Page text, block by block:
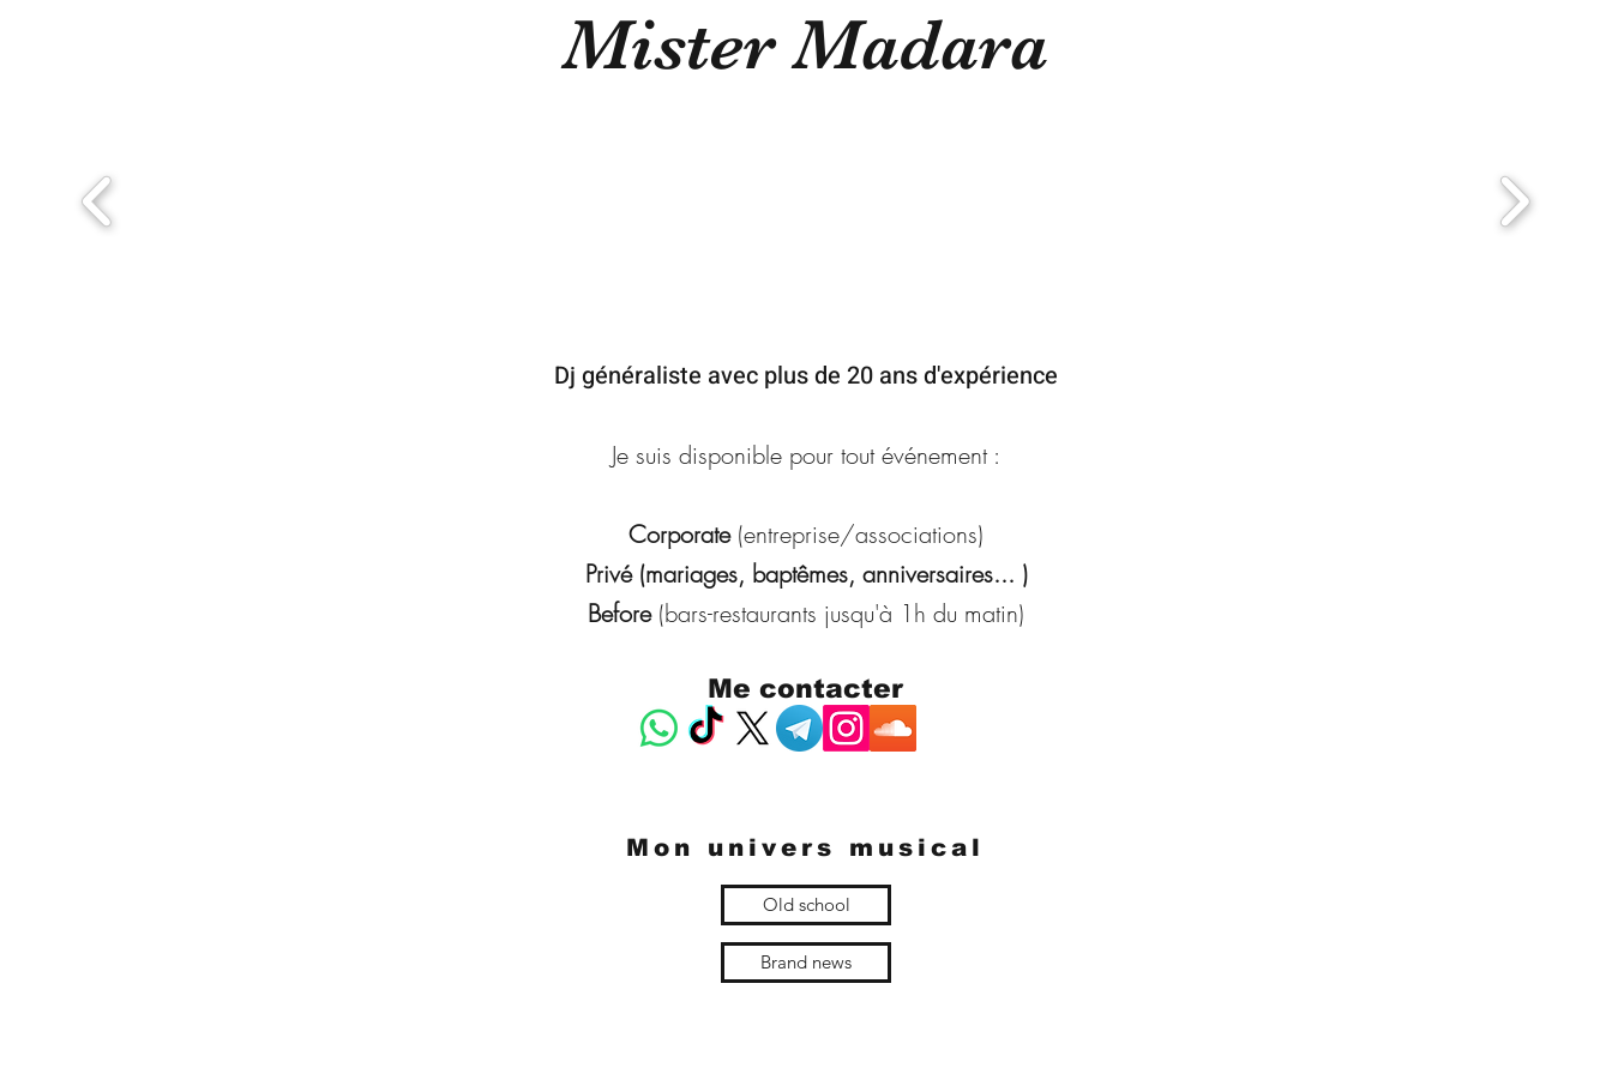
Mister Madara
Dj généraliste avec plus de 20 ans d'expérience
Je suis disponible pour tout événement :
Corporate(entreprise/associations)
Privé (mariages, baptêmes, anniversaires... )
Before(bars-restaurants jusqu'à 1h du matin)
Me contacter
Mon univers musical
Old school
Brand news